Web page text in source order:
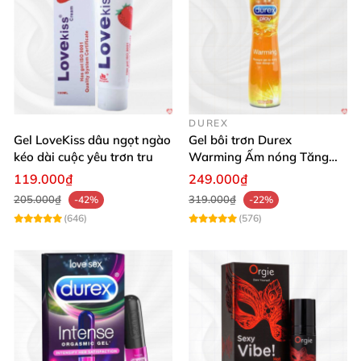
Gel bôi trơn Playboy Passion Berry thơm mát 88.7ml tăng khoái
Gel LoveKiss dâu ngọt ngào
kéo dài cuộc yêu trơn tru
119.000₫
205.000₫
-42%
(646)
DUREX
Gel bôi trơn Durex
Warming Ấm nóng Tăng
khoái cảm Siêu mềm mượt
249.000₫
319.000₫
-22%
(576)